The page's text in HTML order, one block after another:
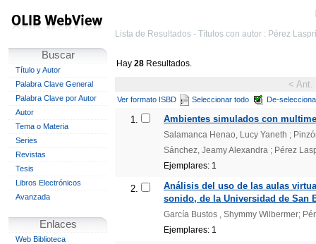
Buscar
Título y Autor
Palabra Clave General
Palabra Clave por Autor
Autor
Tema o Materia
Series
Revistas
Tesis
Libros Electrónicos
Avanzada
Enlaces
Web Biblioteca
Lista de Resultados - Títulos con autor : Pérez
Hay 28 Resultados.
< Ant.
Ver formato ISBD Seleccionar todo De-
1. Ambientes simulados con
Salamanca Henao, Lucy Yaneth ;
Sánchez, Jeamy Alexandra ; Pérez
Ejemplares: 1
2.
Análisis del uso de las aulas
sonido, de la Universidad de San
García Bustos , Shymmy Wilbermer;
Ejemplares: 1